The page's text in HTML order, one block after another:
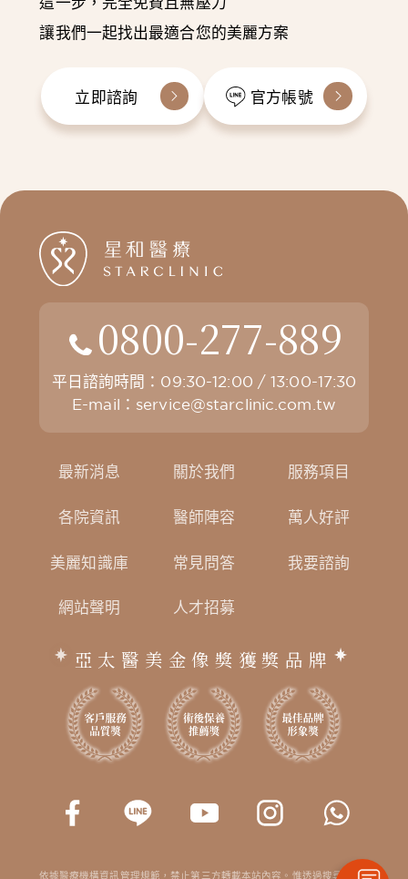
讓我們一起找出最適合您的美麗方案
立即諮詢 官方帳號
0800-277-889
平日諮詢時間：09:30-12:00 / 13:00-17:30
E-mail： service@starclinic.com.tw
最新消息 關於我們 服務項目
各院資訊 醫師陣容 萬人好評
美麗知識庫 常見問答 我要諮詢
網站聲明 人才招募
亞太醫美金像獎獲獎品牌
依據醫療機構資訊管理規範，禁止第三方轉載本站內容。惟透過搜尋